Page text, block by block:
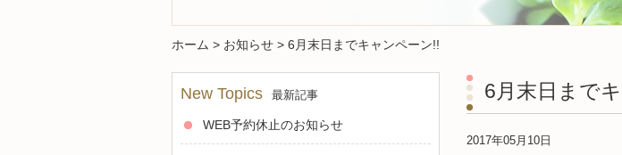
ホーム > お知らせ > 6月末日までキャンペーン!!
6月末日まで
2017年05月10日
New Topics 最新記事
WEB予約休止のお知らせ